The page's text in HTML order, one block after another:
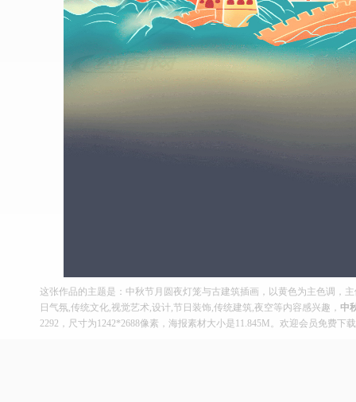
这张作品的主题是：中秋节月圆夜灯笼与古建筑插画，以黄色为主色调，
日气氛,传统文化,视觉艺术,设计,节日装饰,传统建筑,夜空等内容感兴趣， 中
2292，尺寸为1242*2688像素，海报素材大小是11.845M。欢迎会员免费下